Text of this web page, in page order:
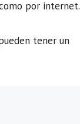
por internet.
tener un